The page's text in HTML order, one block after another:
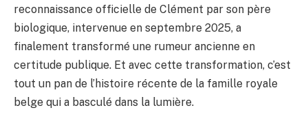
reconnaissance officielle de Clément par son père
biologique, intervenue en septembre 2025, a
finalement transformé une rumeur ancienne en
certitude publique. Et avec cette transformation, c’est
tout un pan de l’histoire récente de la famille royale
belge qui a basculé dans la lumière.